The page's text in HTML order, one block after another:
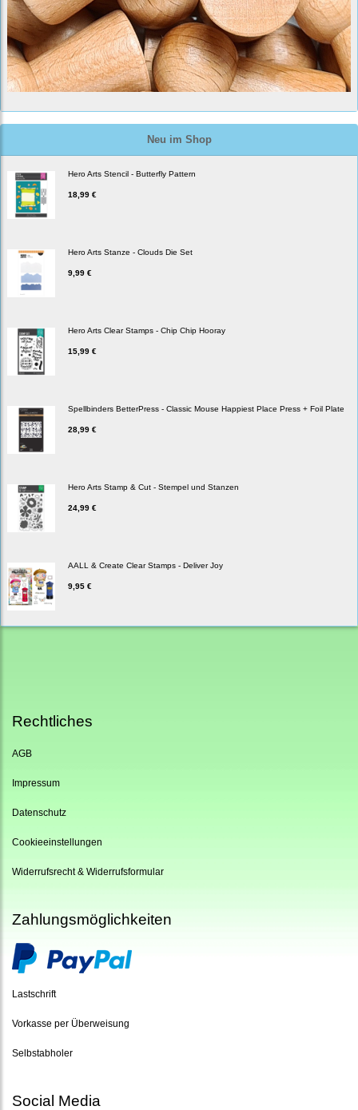
Neu im Shop
Hero Arts Stencil - Butterfly Pattern
18,99 €
Hero Arts Stanze - Clouds Die Set
9,99 €
Hero Arts Clear Stamps - Chip Chip Hooray
15,99 €
Spellbinders BetterPress - Classic Mouse Happiest Place Press + Foil Plate
28,99 €
Hero Arts Stamp & Cut - Stempel und Stanzen
24,99 €
AALL & Create Clear Stamps - Deliver Joy
9,95 €
Rechtliches
AGB
Impressum
Datenschutz
Cookieeinstellungen
Widerrufsrecht & Widerrufsformular
Zahlungsmöglichkeiten
Lastschrift
Vorkasse per Überweisung
Selbstabholer
Social Media